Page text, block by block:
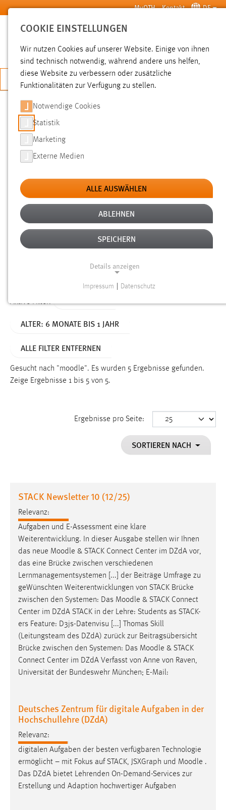
Zum Hauptinhalt springen MyOTH Kontakt DE
SUCHE
JETZT BEWERBEN
SUCHE
FILTER
Typ
Erstellungsdatum
Alter
Aktive Filter:
ALTER: 6 MONATE BIS 1 JAHR
ALLE FILTER ENTFERNEN
Gesucht nach "moodle". Es wurden 5 Ergebnisse gefunden.
Zeige Ergebnisse 1 bis 5 von 5.
Ergebnisse pro Seite:
SORTIEREN NACH
STACK Newsletter 10 (12/25)
Relevanz:
Aufgaben und E-Assessment eine klare
Weiterentwicklung. In dieser Ausgabe stellen wir Ihnen
das neue Moodle & STACK Connect Center im DZdA vor,
das eine Brücke zwischen verschiedenen
Lernmanagementsystemen [...] der Beiträge Umfrage zu
geWünschten Weiterentwicklungen von STACK Brücke
zwischen den Systemen: Das Moodle & STACK Connect
Center im DZdA STACK in der Lehre: Students as STACK-
ers Feature: D3js-Datenvisu [...] Thomas Skill
(Leitungsteam des DZdA) zurück zur Beitragsübersicht
Brücke zwischen den Systemen: Das Moodle & STACK
Connect Center im DZdA Verfasst von Anne von Raven,
Universität der Bundeswehr München; E-Mail:
Deutsches Zentrum für digitale Aufgaben in der
Hochschullehre (DZdA)
Relevanz:
digitalen Aufgaben der besten verfügbaren Technologie
ermöglicht – mit Fokus auf STACK, JSXGraph und Moodle .
Das DZdA bietet Lehrenden On-Demand-Services zur
Erstellung und Adaption hochwertiger Aufgaben
COOKIE EINSTELLUNGEN
Wir nutzen Cookies auf unserer Website. Einige von ihnen
sind technisch notwendig, während andere uns helfen,
diese Website zu verbessern oder zusätzliche
Funktionalitäten zur Verfügung zu stellen.
Notwendige Cookies
Statistik
Marketing
Externe Medien
ALLE AUSWÄHLEN
ABLEHNEN
SPEICHERN
Details anzeigen
Funktionen und sind für die einwandfreie Funktion der
Name:
Dieser Cookie speichert die ausgewählten Einverständnis-
Performance
Name:
staticfilecache
Zweck:
Für performante Seitenauslieferung wird in diesem Cookie
gespeichert, ob man eingeloggt ist.
Sprachpräferenz
Name:
site-language-preference
Zweck:
Das Cookie speichert die gewählte Sprache der Website.
Cookie Laufzeit:
Chat
Name:
MibewSessionID, MIBEW_UserID, mibew_locale, mibew-
chat-frame-style-5e9dbeb1811c0446
Zweck:
Wird benötigt um die Chatfunktion nutzen zu können.
Impressum Datenschutz